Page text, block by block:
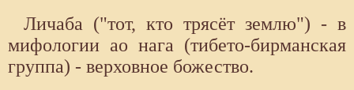
Личаба ("тот, кто трясёт землю") - в
мифологии ао нага (тибето-бирманская
группа) - верховное божество.